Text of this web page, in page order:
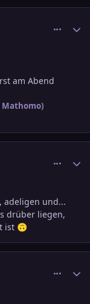
am Abend
adeligen und...
drüber liegen,
ist 🙃